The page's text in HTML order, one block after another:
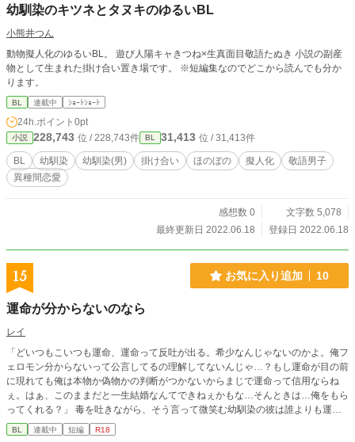
幼馴染のキツネとタヌキのゆるいBL
小熊井つん
動物擬人化のゆるいBL。 遊び人陽キャきつね×生真面目敬語たぬき 小説の副産
物として生まれた掛け合い置き場です。 ※短編集なのでどこから読んでも分か
ります。
BL 連載中 ｼｮｰﾄｼｮｰﾄ
24h.ポイント 0pt
小説 228,743 位 / 228,743件 BL 31,413 位 / 31,413件
BL 幼馴染 幼馴染(男) 掛け合い ほのぼの 擬人化
敬語男子
異種間恋愛
感想数 0
文字数 5,078
最終更新日 2022.06.18
登録日 2022.06.18
15 お気に入り追加 10
運命が分からないのなら
レイ
「どいつもこいつも運命、運命って反吐が出る。希少なんじゃないのかよ。俺フ
ェロモン分からないって公言してるの理解してないんじゃ…？もし運命が目の前
に現れても俺は本物か偽物かの判断がつかないからまじで運命って信用ならね
ぇ。はぁ、このままだと一生結婚なんてできねぇかもな…そんときは…俺をもら
ってくれる？」 毒を吐きながら、そう言って微笑む幼馴染の彼は誰よりも運命
という言葉が嫌いだった。 だからといってはなんだが、「自分が運命の番だ」
だなんて、幼馴染の俺からは言いたくなかった。 それが裏目に出るなんて、知
BL 連載中 短編 R18